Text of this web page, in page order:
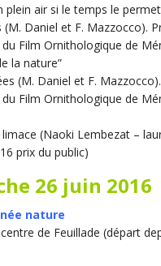
plein air si le temps le
(M. Daniel et F. Mazzocco).
Film Ornithologique de
la nature”
(M. Daniel et F.
Film Ornithologique de
limace (Naoki Lembezat –
prix du public)
26 juin 2016
nature
de Feuillade (départ